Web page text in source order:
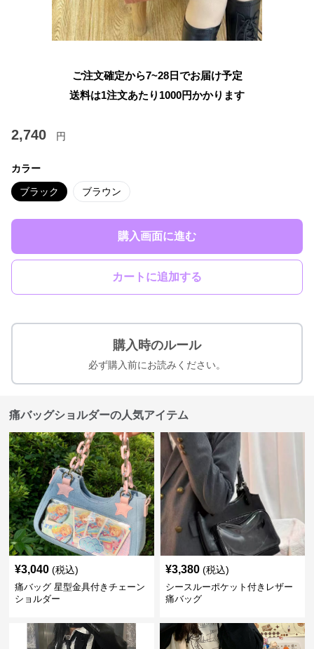
ご注文確定から7~28日でお届け予定
送料は1注文あたり 1000円かかります
2,740 円
カラー
ブラック ブラウン
購入画面に進む
カートに追加する
購入時のルール
必ず購入前にお読みください。
痛バッグショルダーの人気アイテム
¥3,040 (税込)
痛バッグ 星型金具付きチェーン
ショルダー
¥3,380 (税込)
シースルーポケット付きレザー
痛バッグ